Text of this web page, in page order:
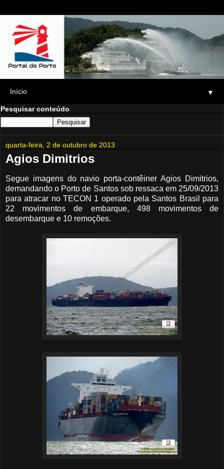
▼
Pesquisar conteúdo
quarta-feira, 2 de outubro de 2013
Agios Dimitrios
Segue imagens do navio porta-contêiner Agios Dimitrios,
demandando o Porto de Santos sob ressaca em 25/09/2013
para atracar no TECON 1 operado pela Santos Brasil para
22 movimentos de embarque, 498 movimentos de
desembarque e 10 remoções.